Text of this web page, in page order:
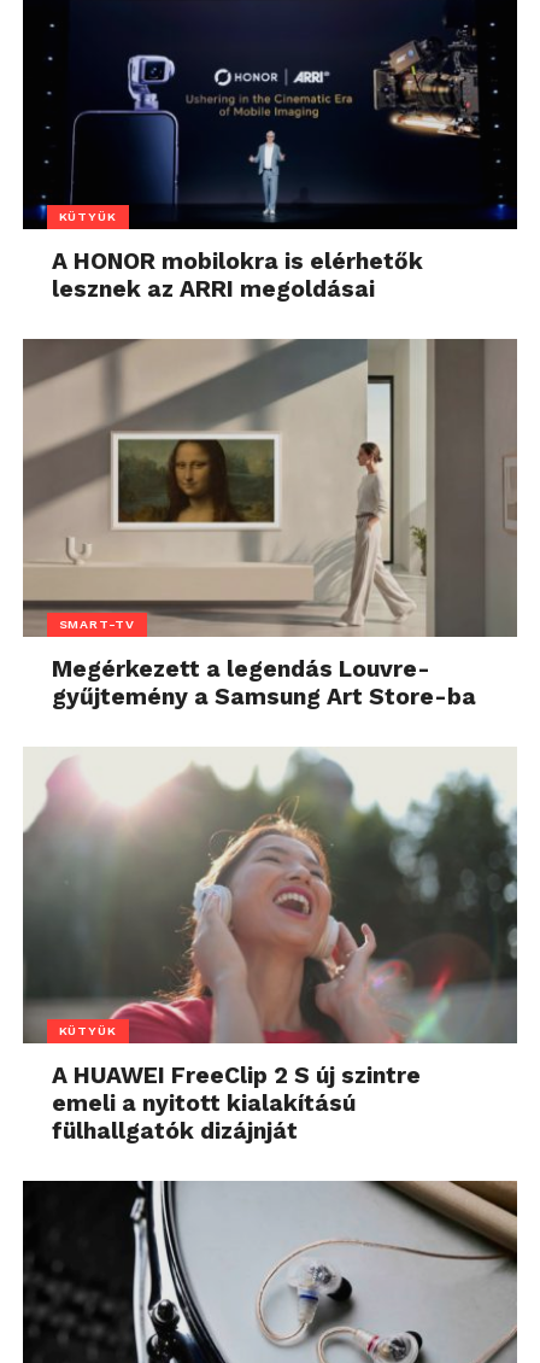
KÜTYÜK
A HONOR mobilokra is elérhetők
lesznek az ARRI megoldásai
SMART-TV
Megérkezett a legendás Louvre-
gyűjtemény a Samsung Art Store-ba
KÜTYÜK
A HUAWEI FreeClip 2 S új szintre
emeli a nyitott kialakítású
fülhallgatók dizájnját